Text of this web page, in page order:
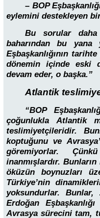
– BOP
eylemini destekleyen
Bu sorular daha
baharından bu yana
Eşbaşkanlığının
dönemin içinde eski
devam eder, o başka.”
Atlantik
“BOP
çoğunlukla Atlantik
teslimiyetçileridir.
koptuğunu ve
göremiyorlar.
inanmışlardır.
öküzün boynuzları
Türkiye’nin
yoksundurlar. Bunlar,
Erdoğan
Avrasya sürecini tam,